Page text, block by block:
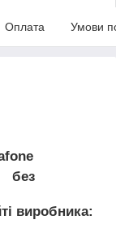
Оплата Умови
без
виробника: